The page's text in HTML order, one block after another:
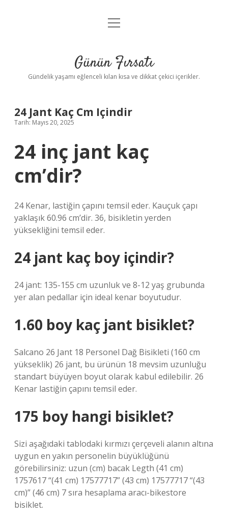
Anasayfa
Yasal Uyarı
menüyü
Günün Fırsatı
Gündelik yaşamı eğlenceli kılan kısa ve dikkat çekici içerikler.
24 Jant Kaç Cm Içindir
Tarih: Mayıs 20, 2025
24 inç jant kaç
cm’dir?
24 Kenar, lastiğin çapını temsil eder. Kauçuk çapı
yaklaşık 60.96 cm’dir. 36, bisikletin yerden
yüksekliğini temsil eder.
24 jant kaç boy içindir?
24 jant: 135-155 cm uzunluk ve 8-12 yaş grubunda
yer alan pedallar için ideal kenar boyutudur.
1.60 boy kaç jant bisiklet?
Salcano 26 Jant 18 Personel Dağ Bisikleti (160 cm
yükseklik) 26 jant, bu ürünün 18 mevsim uzunluğu
standart büyüyen boyut olarak kabul edilebilir. 26
Kenar lastiğin çapını temsil eder.
175 boy hangi bisiklet?
Sizi aşağıdaki tablodaki kırmızı çerçeveli alanın altına
uygun en yakın personelin büyüklüğünü
görebilirsiniz: uzun (cm) bacak Legth (41 cm)
1757617 “(41 cm) 17577717” (43 cm) 17577717 “(43
cm)” (46 cm) 7 sıra hesaplama aracı-bikestore
bisiklet.